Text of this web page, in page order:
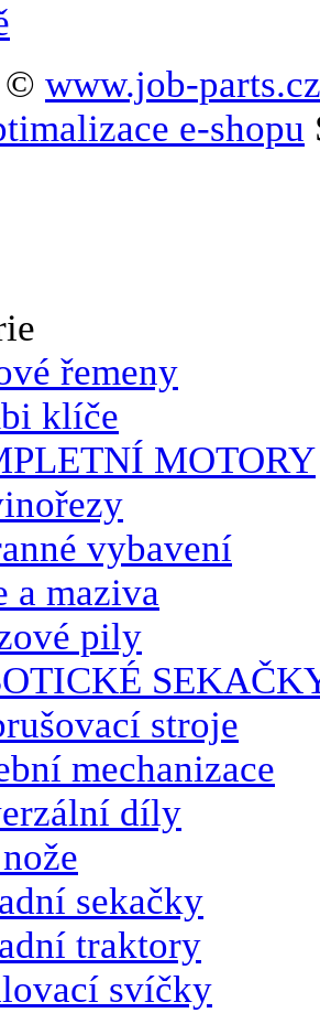
© www.job-parts.cz
e-shopu
řemeny
klíče
MOTORY
vybavení
a maziva
pily
stroje
mechanizace
díly
sekačky
traktory
svíčky